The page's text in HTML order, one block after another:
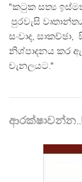
"කටුක සත්‍ය
පුරවැසි
සංවාද,
නිශ්පාදනය කර
චැනලයට."